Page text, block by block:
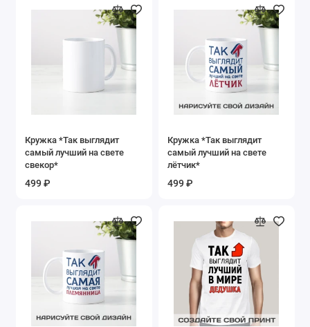
Кружка *Так выглядит
самый лучший на свете
свекор*
499 ₽
Кружка *Так выглядит
самый лучший на свете
лётчик*
499 ₽